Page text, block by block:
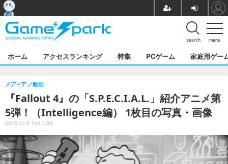
menu
search
ホーム アクセスランキング 特集 PCゲーム 家庭用ゲー
『Fallout 4』の「S.P.E.C.I.A.L.」紹介アニメ第
5弾！（Intelligence編） 1枚目の写真・画像
メディア 動画
2015.10.8 Thu 1:59